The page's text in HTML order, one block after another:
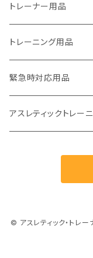
トレーナー用品
トレーニング用品
緊急時対応用品
アスレティックトレー
© アスレティック・トレー